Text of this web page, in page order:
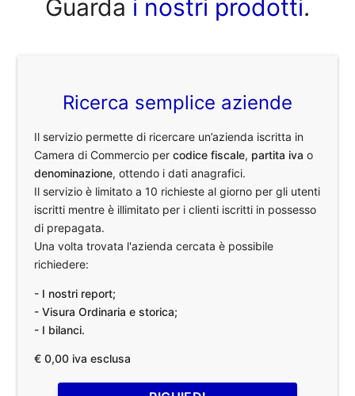
Guarda i nostri prodotti.
Ricerca semplice aziende
Il servizio permette di ricercare un’azienda iscritta in
Camera di Commercio percodice fiscale, partita iva o
denominazione, ottendo i dati anagrafici.
Il servizio è limitato a 10 richieste al giorno per gli utenti
iscritti mentre è illimitato per i clienti iscritti in possesso
di prepagata.
Una volta trovata l'azienda cercata è possibile
richiedere:
- I nostri report;
- Visura Ordinaria e storica;
- I bilanci.
€ 0,00 iva esclusa